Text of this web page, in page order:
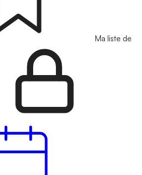
Ma liste de